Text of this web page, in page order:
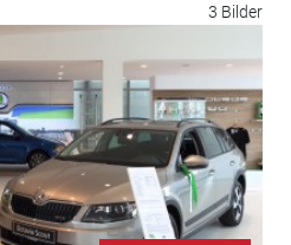
3 Bilder